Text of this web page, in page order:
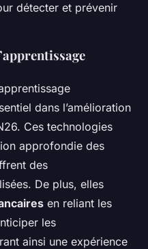
détecter et prévenir
dans l’amélioration
Ces technologies
approfondie des
des
De plus, elles
en reliant les
les
ainsi une expérience